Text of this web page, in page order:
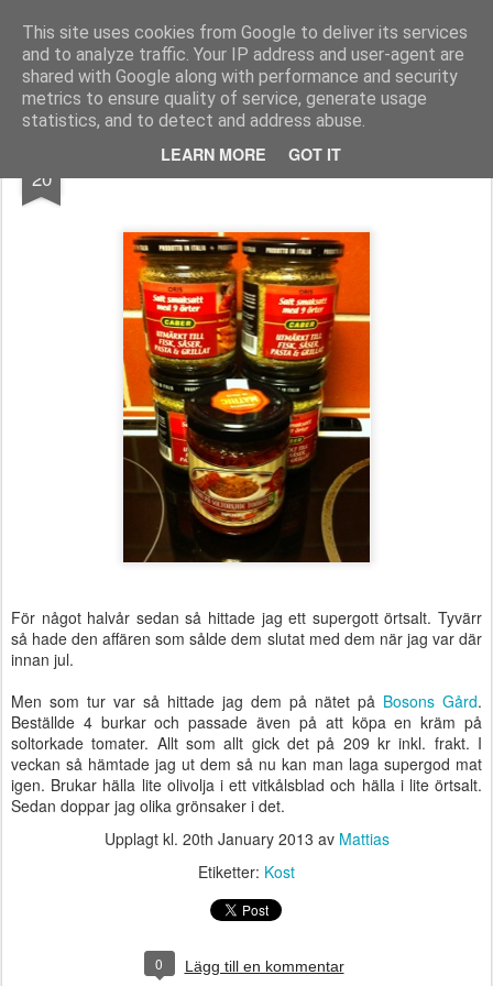
This site uses cookies from Google to deliver its services
and to analyze traffic. Your IP address and user-agent are
shared with Google along with performance and security
metrics to ensure quality of service, generate usage
statistics, and to detect and address abuse.
LEARN MORE GOT IT
Functional Fitness by Mattias - Träningsinspiration & träningsfilmer
Pages
20 Örtsalt
För något halvår sedan så hittade jag ett supergott örtsalt. Tyvärr
så hade den affären som sålde dem slutat med dem när jag var där
innan jul.
Men som tur var så hittade jag dem på nätet på Bosons Gård.
Beställde 4 burkar och passade även på att köpa en kräm på
soltorkade tomater. Allt som allt gick det på 209 kr inkl. frakt. I
veckan så hämtade jag ut dem så nu kan man laga supergod mat
igen. Brukar hälla lite olivolja i ett vitkålsblad och hälla i lite örtsalt.
Sedan doppar jag olika grönsaker i det.
Upplagt kl. 20th January 2013 av Mattias
Etiketter: Kost
0 Lägg till en kommentar